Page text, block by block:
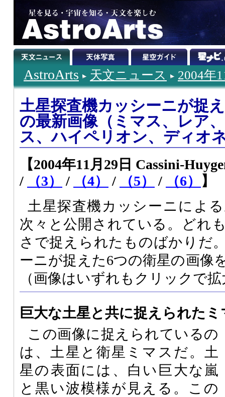
AstroArts 天文ニュース 2004年
土星探査機カッシーニが捉
の最新画像（ミマス、レア
ス、ハイペリオン、ディオ
【2004年11月29日 Cassini-
/
（3） / （4） / （5） / （6）
】
土星探査機カッシーニによ
次々と公開されている。どれ
さで捉えられたものばかりだ
ーニが捉えた6つの衛星の画像
（画像はいずれもクリックで
巨大な土星と共に捉えられたミ
この画像に捉えられているの
は、土星と衛星ミマスだ。土
星の表面には、白い巨大な嵐
と黒い波模様が見える。この